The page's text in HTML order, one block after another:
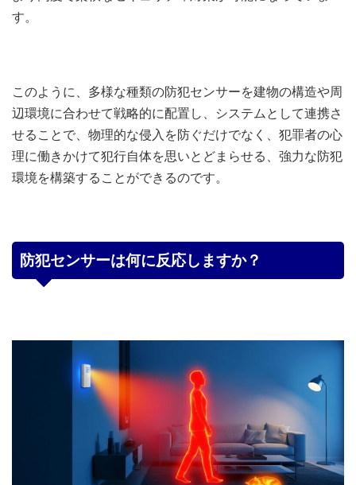
す。
このように、多様な種類の防犯センサーを建物の構造や周
辺環境に合わせて戦略的に配置し、システムとして連携さ
せることで、物理的な侵入を防ぐだけでなく、犯罪者の心
理に働きかけて犯行自体を思いとどまらせる、強力な防犯
環境を構築することができるのです。
防犯センサーは何に反応しますか？